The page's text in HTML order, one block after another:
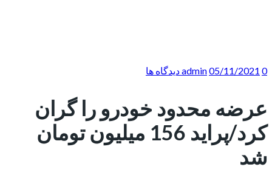
admin05/11/2021 0 دیدگاه ها
عرضه محدود خودرو را گران
کرد/پراید 156 میلیون تومان
شد